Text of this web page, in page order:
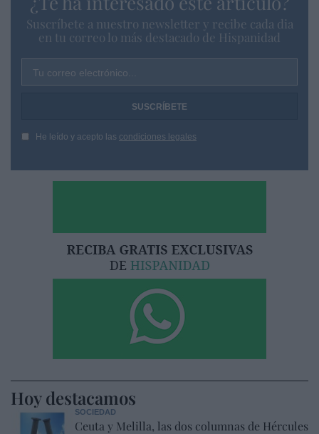
Suscríbete a nuestro newsletter y recibe cada dia
en tu correo lo más destacado de Hispanidad
Tu correo electrónico...
He leído y acepto las condiciones legales
Hoy destacamos
SOCIEDAD
Ceuta y Melilla, las dos columnas de Hércules